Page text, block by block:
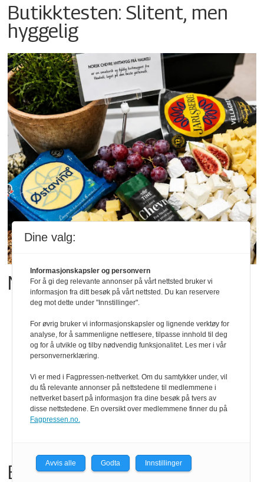
Butikktesten: Slitent, men
hyggelig
Matgledefinalistene er klare
Bama tilbakekaller
Dine valg:
Informasjonskapsler og personvern
For å gi deg relevante annonser på vårt nettsted bruker vi
informasjon fra ditt besøk på vårt nettsted. Du kan reservere
deg mot dette under "Innstillinger".
For øvrig bruker vi informasjonskapsler og lignende verktøy for
analyse, for å sammenligne nettlesere, tilpasse innhold til deg
og for å utvikle og tilby nødvendig funksjonalitet. Les mer i vår
personvernerklæring.
Vi er med i Fagpressen-nettverket. Om du samtykker under, vil
du få relevante annonser på nettstedene til medlemmene i
nettverket basert på informasjon fra dine besøk på tvers av
disse nettstedene. En oversikt over medlemmene finner du på
Fagpressen.no.
Avvis alle Godta Innstillinger